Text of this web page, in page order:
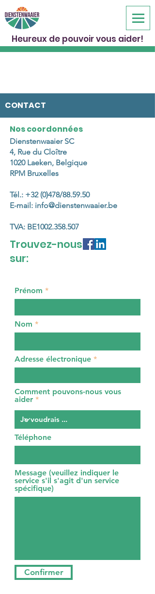
Heureux de pouvoir vous aider!
CONTACT
Nos coordonnées
Dienstenwaaier SC
4, Rue du Cloître
1020 Laeken, Belgique
RPM Bruxelles
Tél.: +32 (0)478/88.59.50
E-mail: info@dienstenwaaier.be
TVA: BE1002.358.507
Trouvez-nous
sur:
Prénom
Nom
Adresse électronique
Comment pouvons-nous vous
aider
Téléphone
Message (veuillez indiquer le
service s'il s'agit d'un service
spécifique)
Confirmer